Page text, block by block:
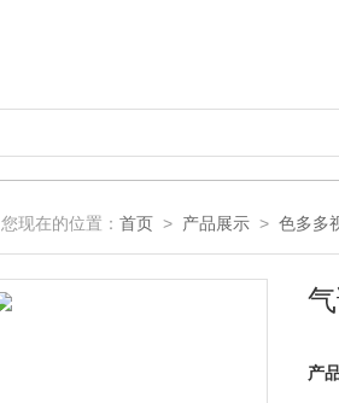
您现在的位置： 首页 > 产品展示 > 色多多
产品